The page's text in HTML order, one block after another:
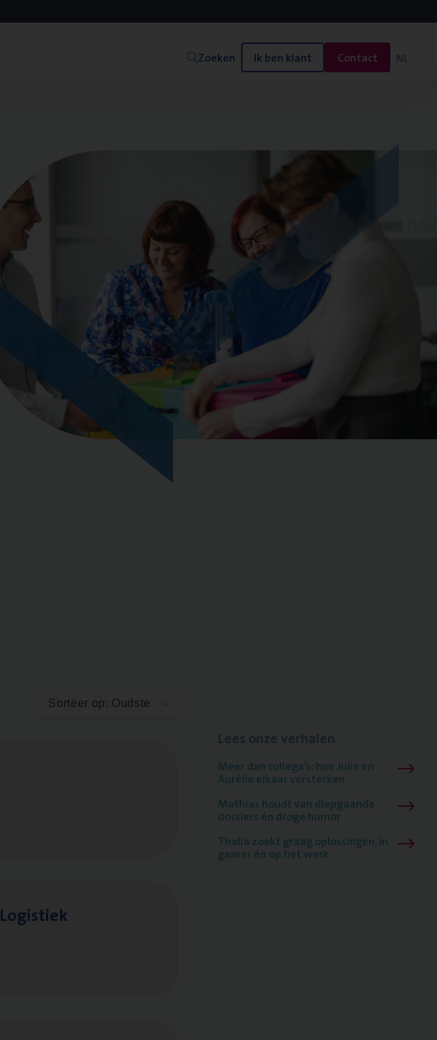
Zoeken Ik ben klant Contact NL
Sorteer op: Oudste
Logistiek
Meer dan collega’s: hoe Julie en
Aurélie elkaar versterken
Mathias houdt van diepgaande
dossiers én droge humor
Thalia zoekt graag oplossingen, in
games én op het werk